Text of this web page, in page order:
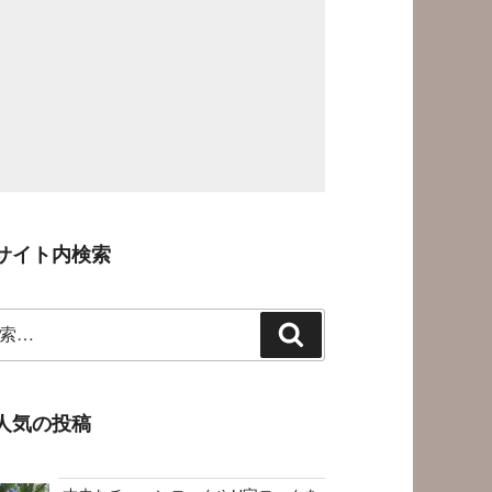
イト内検索
索
気の投稿